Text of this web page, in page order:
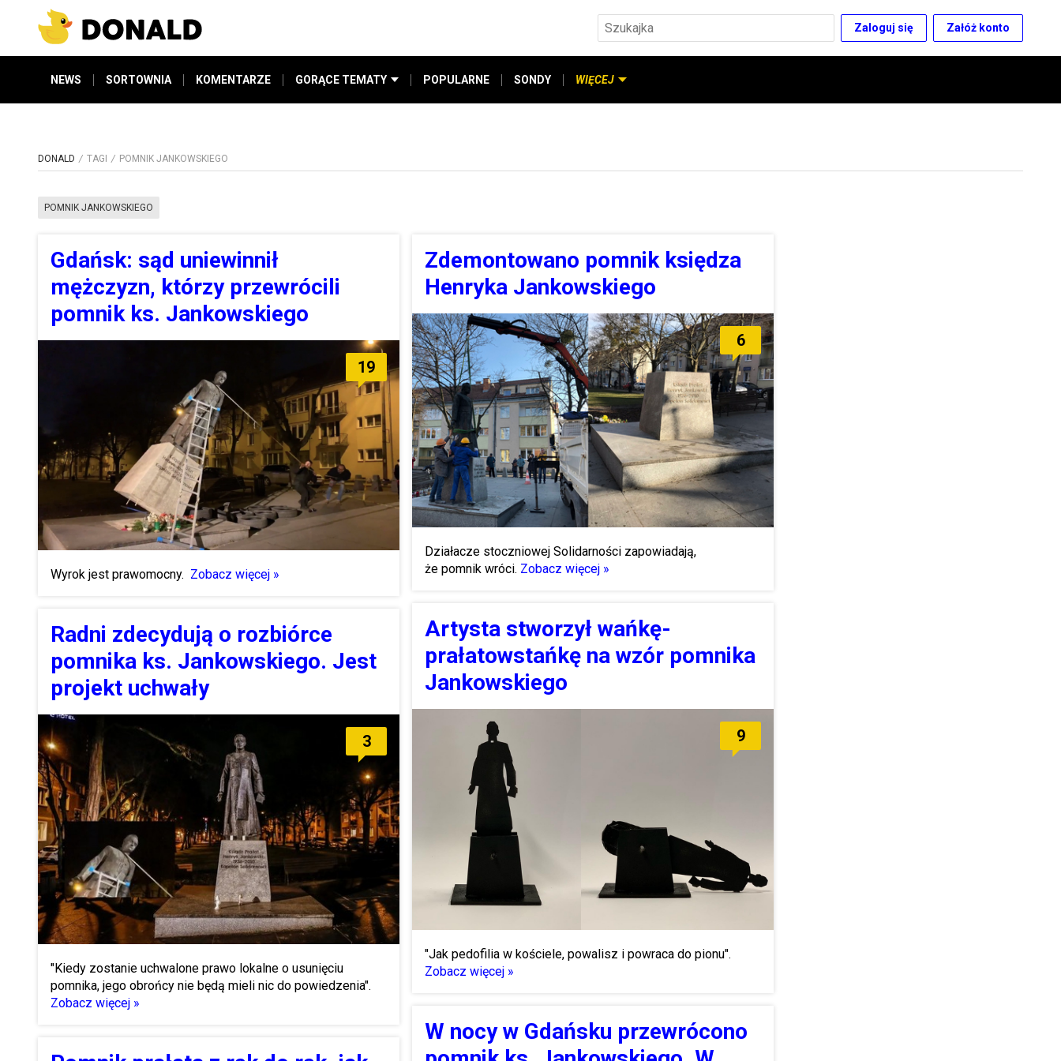
Zaloguj się Załóż konto
NEWS SORTOWNIA KOMENTARZE GORĄCE TEMATY POPULARNE SONDY WIĘCEJ
DONALD TAGI POMNIK JANKOWSKIEGO
POMNIK JANKOWSKIEGO
Gdańsk: sąd uniewinnił
mężczyzn, którzy przewrócili
pomnik ks. Jankowskiego
19
Wyrok jest prawomocny. Zobacz więcej »
Radni zdecydują o rozbiórce
pomnika ks. Jankowskiego. Jest
projekt uchwały
3
"Kiedy zostanie uchwalone prawo lokalne o usunięciu
pomnika, jego obrońcy nie będą mieli nic do powiedzenia".
Zobacz więcej »
Zdemontowano pomnik księdza
Henryka Jankowskiego
6
Działacze stoczniowej Solidarności zapowiadają,
że pomnik wróci. Zobacz więcej »
Artysta stworzył wańkę-
prałatowstańkę na wzór pomnika
Jankowskiego
9
"Jak pedofilia w kościele, powalisz i powraca do pionu".
Zobacz więcej »
W nocy w Gdańsku przewrócono